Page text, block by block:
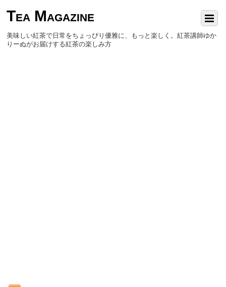
Tea Magazine
美味しい紅茶で日常をちょっぴり優雅に、もっと楽しく。紅茶講師ゆか
りーぬがお届けする紅茶の楽しみ方